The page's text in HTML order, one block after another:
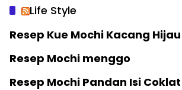
Life Style
Resep Kue Mochi Kacang Hijau
Resep Mochi menggo
Resep Mochi Pandan Isi